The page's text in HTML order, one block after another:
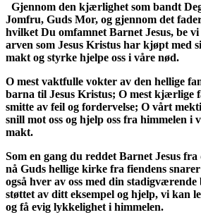
Gjennom den kjærlighet som bandt
Jomfru, Guds Mor, og gjennom det
hvilket Du omfamnet Barnet Jesus, be
arven som Jesus Kristus har kjøpt med
makt og styrke hjelpe oss i våre nød.
O mest vaktfulle vokter av den hellige
barna til Jesus Kristus; O mest kjærlige
smitte av feil og fordervelse; O vårt
snill mot oss og hjelp oss fra himmelen i
makt.
Som en gang du reddet Barnet Jesus
nå Guds hellige kirke fra fiendens
også hver av oss med din stadigværende
støttet av ditt eksempel og hjelp, vi kan
og få evig lykkelighet i himmelen.